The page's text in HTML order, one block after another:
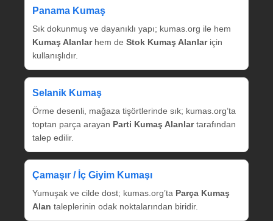
Panama Kumaş
Sık dokunmuş ve dayanıklı yapı; kumas.org ile hem
Kumaş Alanlarhem de Stok Kumaş Alanlariçin
kullanışlıdır.
Selanik Kumaş
Örme desenli, mağaza tişörtlerinde sık; kumas.org’ta
toptan parça arayan Parti Kumaş Alanlartarafından
talep edilir.
Çamaşır / İç Giyim Kumaşı
Yumuşak ve cilde dost; kumas.org’ta Parça Kumaş
Alan taleplerinin odak noktalarından biridir.